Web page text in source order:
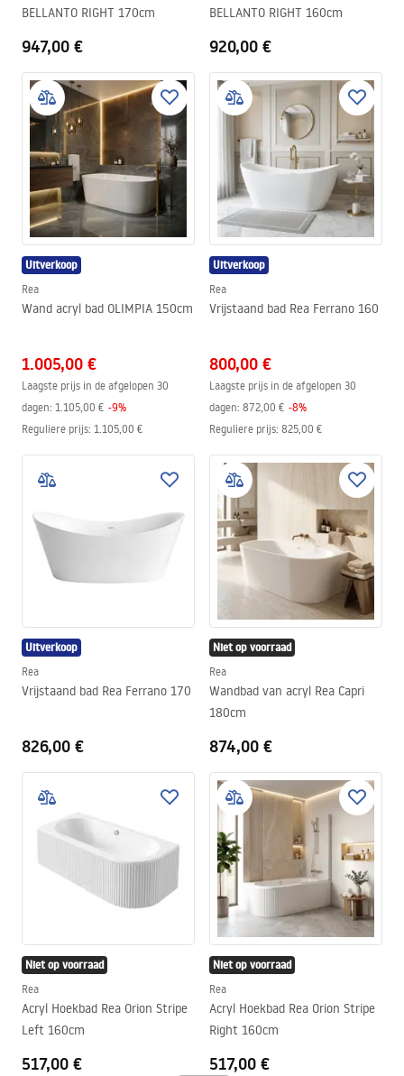
BELLANTO RIGHT 170cm
947,00 €
BELLANTO RIGHT 160cm
920,00 €
Uitverkoop
Rea
Wand acryl bad OLIMPIA 150cm
1.005,00 €
Laagste prijs in de afgelopen 30
dagen: 1.105,00 € -9%
Reguliere prijs: 1.105,00 €
Uitverkoop
Rea
Vrijstaand bad Rea Ferrano 160
800,00 €
Laagste prijs in de afgelopen 30
dagen: 872,00 € -8%
Reguliere prijs: 825,00 €
Uitverkoop
Rea
Vrijstaand bad Rea Ferrano 170
826,00 €
Niet op voorraad
Rea
Wandbad van acryl Rea Capri
180cm
874,00 €
Niet op voorraad
Rea
Acryl Hoekbad Rea Orion Stripe
Left 160cm
517,00 €
Niet op voorraad
Rea
Acryl Hoekbad Rea Orion Stripe
Right 160cm
517,00 €